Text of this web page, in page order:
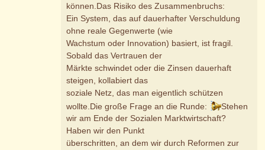
können.Das Risiko des Zusammenbruchs:
Ein System, das auf dauerhafter Verschuldung
ohne reale Gegenwerte (wie
Wachstum oder Innovation) basiert, ist fragil.
Sobald das Vertrauen der
Märkte schwindet oder die Zinsen dauerhaft
steigen, kollabiert das
soziale Netz, das man eigentlich schützen
wollte.Die große Frage an die Runde:
Stehen
wir am Ende der Sozialen Marktwirtschaft?
Haben wir den Punkt
überschritten, an dem wir durch Reformen zur